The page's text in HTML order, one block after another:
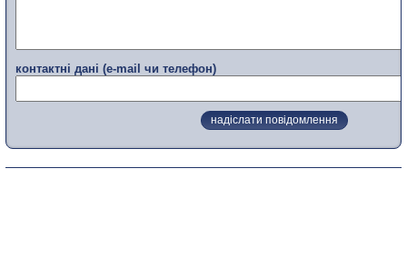
контактні дані (e-mail чи телефон)